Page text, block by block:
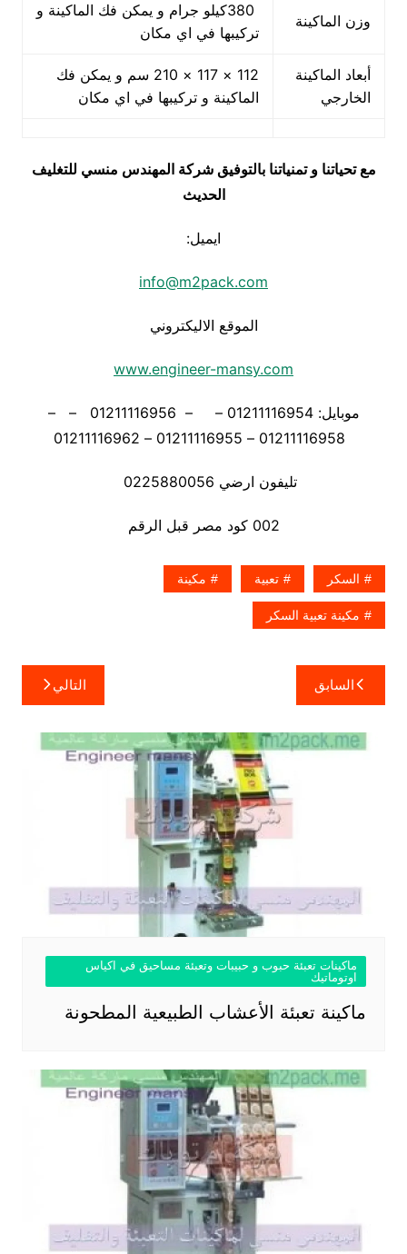
وزن الماكينة
380كيلو جرام و يمكن فك الماكينة و
تركيبها في اي مكان
أبعاد الماكينة
الخارجي
112 × 117 × 210 سم و يمكن فك
الماكينة و تركيبها في اي مكان
مع تحياتنا و تمنياتنا بالتوفيق شركة المهندس منسي للتغليف
الحديث
ايميل:
info@m2pack.com
الموقع الاليكتروني
www.engineer-mansy.com
موبايل: 01211116954 – – 01211116956 – –
تليفون ارضي 0225880056
002 كود مصر قبل الرقم
السكر تعبية مكينة
مكينة تعبية السكر
تصفّح
المقالات
السابق التالي
ماكينات تعبئة حبوب و حبيبات وتعبئة مساحيق في اكياس
اوتوماتيك
ماكينة تعبئة الأعشاب الطبيعية المطحونة